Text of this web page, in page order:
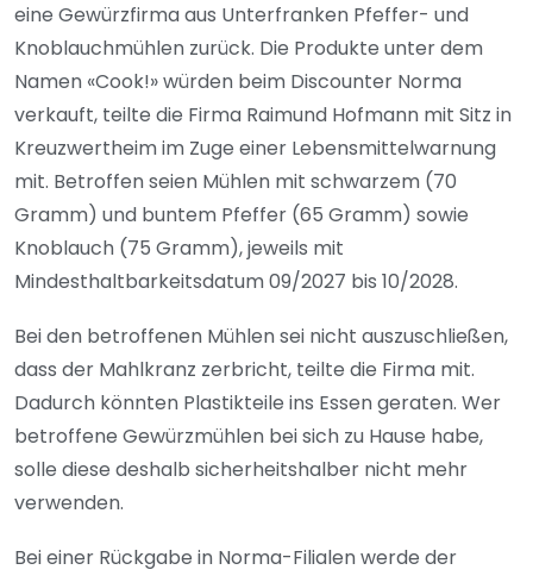
eine Gewürzfirma aus Unterfranken Pfeffer- und
Knoblauchmühlen zurück. Die Produkte unter dem
Namen «Cook!» würden beim Discounter Norma
verkauft, teilte die Firma Raimund Hofmann mit Sitz in
Kreuzwertheim im Zuge einer Lebensmittelwarnung
mit. Betroffen seien Mühlen mit schwarzem (70
Gramm) und buntem Pfeffer (65 Gramm) sowie
Knoblauch (75 Gramm), jeweils mit
Mindesthaltbarkeitsdatum 09/2027 bis 10/2028.
Bei den betroffenen Mühlen sei nicht auszuschließen,
dass der Mahlkranz zerbricht, teilte die Firma mit.
Dadurch könnten Plastikteile ins Essen geraten. Wer
betroffene Gewürzmühlen bei sich zu Hause habe,
solle diese deshalb sicherheitshalber nicht mehr
verwenden.
Bei einer Rückgabe in Norma-Filialen werde der